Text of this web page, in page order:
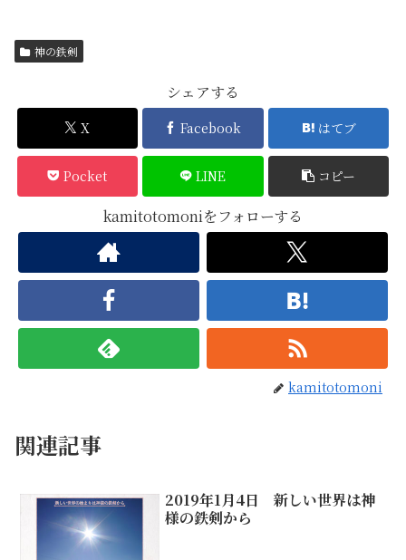
神の鉄剣
シェアする
X Facebook はてブ
Pocket LINE コピー
kamitotomoniをフォローする
kamitotomoni
関連記事
2019年1月4日 新しい世界は神
様の鉄剣から